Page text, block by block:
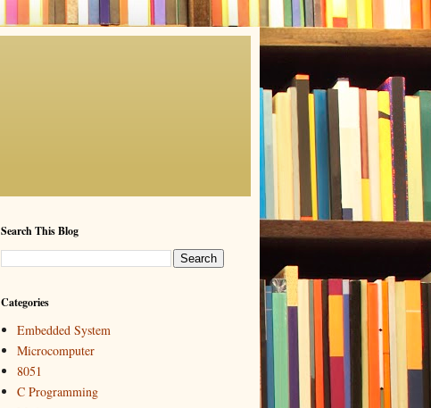
Search This Blog
Categories
Embedded System
Microcomputer
8051
C Programming